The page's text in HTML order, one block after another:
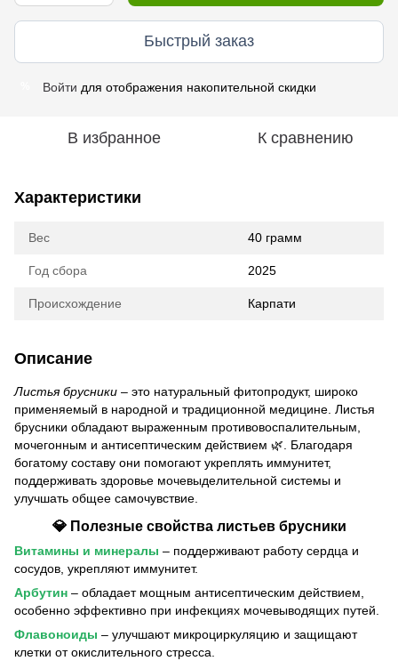
Быстрый заказ
Войти для отображения накопительной скидки
В избранное К сравнению
Характеристики
Вес 40 грамм
Год сбора 2025
Происхождение Карпати
Описание
Листья брусники – это натуральный фитопродукт, широко
применяемый в народной и традиционной медицине. Листья
брусники обладают выраженным противовоспалительным,
мочегонным и антисептическим действием 🌿. Благодаря
богатому составу они помогают укреплять иммунитет,
поддерживать здоровье мочевыделительной системы и
улучшать общее самочувствие.
💎 Полезные свойства листьев брусники
Витамины и минералы – поддерживают работу сердца и
сосудов, укрепляют иммунитет.
Арбутин – обладает мощным антисептическим действием,
особенно эффективно при инфекциях мочевыводящих путей.
Флавоноиды – улучшают микроциркуляцию и защищают
клетки от окислительного стресса.